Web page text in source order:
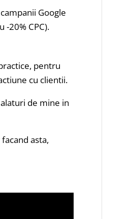
Google
-20% CPC).
pentru
cu clientii.
de mine in
asta,